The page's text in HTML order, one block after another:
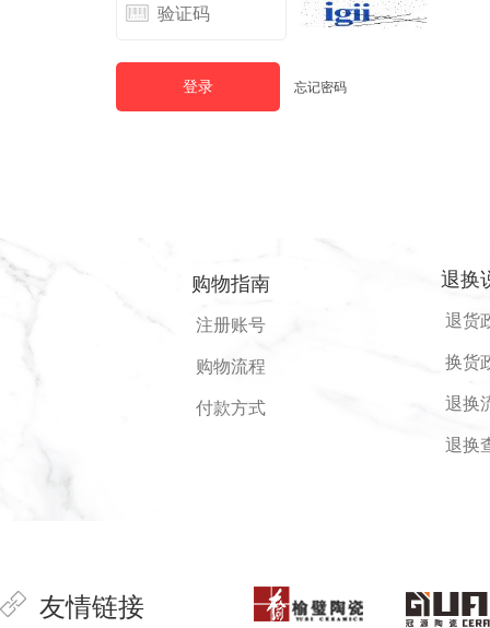
登录 忘记密码
购物指南
注册账号
购物流程
付款方式
退换
退货
换货
退换
退换
友情链接